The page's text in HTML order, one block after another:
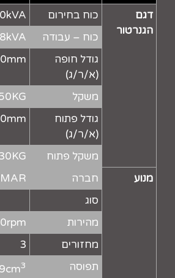
דגם
הגנרטור
כוח בחירום
כוח – עבודה
גודל חופה
(א/ר/ג)
משקל
גודל פתוח
(א/ר/ג)
משקל פתוח
מנוע
חברה
סוג
מהירות
מחזורים
3
תפוסה
3